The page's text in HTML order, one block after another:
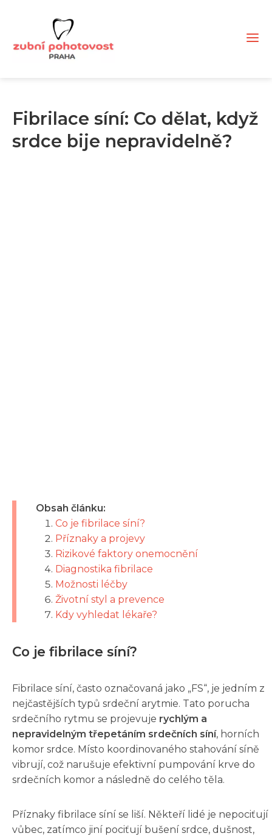
Fibrilace síní: Co dělat, když
srdce bije nepravidelně?
Obsah článku:
Co je fibrilace síní?
Příznaky a projevy
Rizikové faktory onemocnění
Diagnostika fibrilace
Možnosti léčby
Životní styl a prevence
Kdy vyhledat lékaře?
Co je fibrilace síní?
Fibrilace síní, často označovaná jako „FS“, je jedním z
nejčastějších typů srdeční arytmie. Tato porucha
srdečního rytmu se projevuje rychlým a
nepravidelným třepetáním srdečních síní, horních
komor srdce. Místo koordinovaného stahování síně
vibrují, což narušuje efektivní pumpování krve do
srdečních komor a následně do celého těla.
Příznaky fibrilace síní se liší. Někteří lidé je nepociťují
vůbec, zatímco jiní pociťují bušení srdce, dušnost,